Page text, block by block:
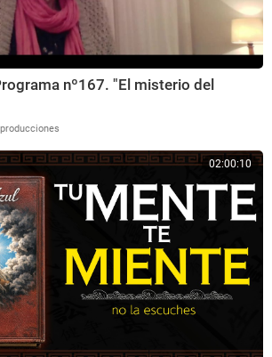
nº167. "El misterio del
02:00:10